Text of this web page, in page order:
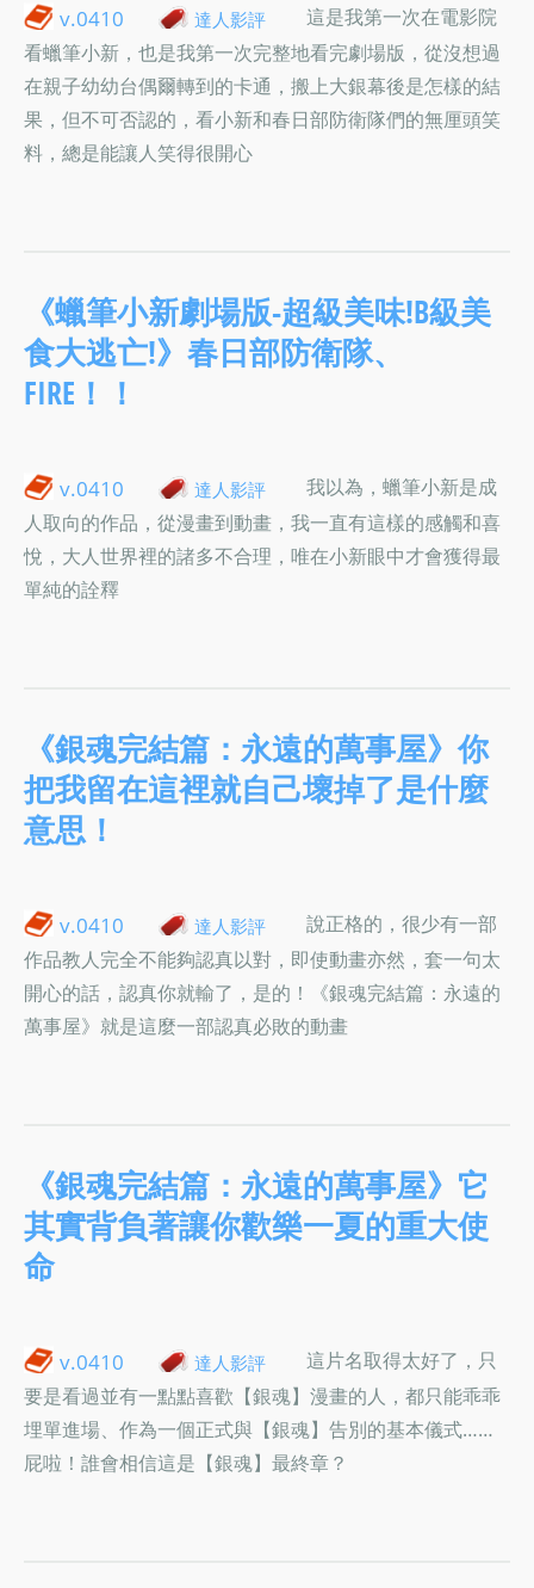
v.0410 達人影評
這是我第一次在電影院
看蠟筆小新，也是我第一次完整地看完劇場版，從沒想過
在親子幼幼台偶爾轉到的卡通，搬上大銀幕後是怎樣的結
果，但不可否認的，看小新和春日部防衛隊們的無厘頭笑
料，總是能讓人笑得很開心
《蠟筆小新劇場版-超級美味!B級美
食大逃亡!》春日部防衛隊、
FIRE！！
v.0410 達人影評
我以為，蠟筆小新是成
人取向的作品，從漫畫到動畫，我一直有這樣的感觸和喜
悅，大人世界裡的諸多不合理，唯在小新眼中才會獲得最
單純的詮釋
《銀魂完結篇：永遠的萬事屋》你
把我留在這裡就自己壞掉了是什麼
意思！
v.0410 達人影評
說正格的，很少有一部
作品教人完全不能夠認真以對，即使動畫亦然，套一句太
開心的話，認真你就輸了，是的！《銀魂完結篇：永遠的
萬事屋》就是這麼一部認真必敗的動畫
《銀魂完結篇：永遠的萬事屋》它
其實背負著讓你歡樂一夏的重大使
命
v.0410 達人影評
這片名取得太好了，只
要是看過並有一點點喜歡【銀魂】漫畫的人，都只能乖乖
埋單進場、作為一個正式與【銀魂】告別的基本儀式……
屁啦！誰會相信這是【銀魂】最終章？